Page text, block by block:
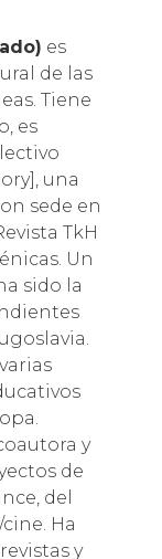
es
de las
Tiene
es
una
sede en
TkH
Un
sido la
y
de
del
Ha
y